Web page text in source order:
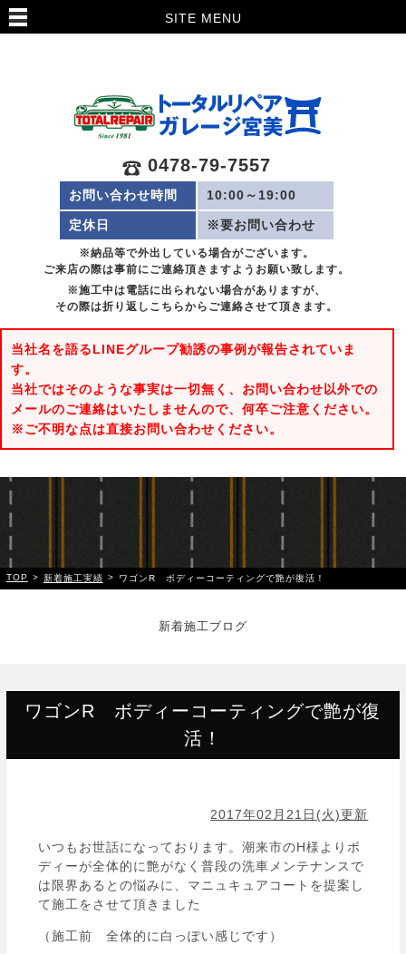
0478-79-7557
お問い合わせ時間 10:00～19:00
定休日 ※要お問い合わせ
※納品等で外出している場合がございます。
ご来店の際は事前にご連絡頂きますようお願い致します。
※施工中は電話に出られない場合がありますが、
その際は折り返しこちらからご連絡させて頂きます。
当社名を語るLINEグループ勧誘の事例が報告されていま
す。
当社ではそのような事実は一切無く、お問い合わせ以外での
メールのご連絡はいたしませんので、何卒ご注意ください。
※ご不明な点は直接お問い合わせください。
SITE MENU
TOP > 新着施工実績 > ワゴンR ボディーコーティングで艶が復活！
新着施工ブログ
ワゴンR ボディーコーティングで艶が復
活！
2017年02月21日(火)更新
いつもお世話になっております。潮来市のH様よりボ
ディーが全体的に艶がなく普段の洗車メンテナンスで
は限界あるとの悩みに、マニュキュアコートを提案し
て施工をさせて頂きました
（施工前 全体的に白っぽい感じです）